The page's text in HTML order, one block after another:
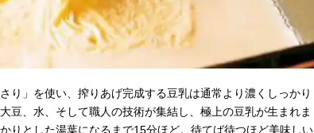
り」を使い、搾りあげ完成する豆乳は通常より濃くしっかり
豆、水、そして職人の技術が集結し、極上の豆乳が生まれま
りとした湯葉になるまで15分ほど。待てば待つほど美味しい